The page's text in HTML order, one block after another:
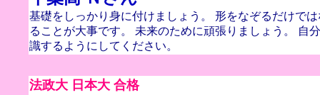
基礎をしっかり身に付けましょう。 形をなぞるだけで
ることが大事です。 未来のために頑張りましょう。 自
識するようにしてください。
法政大 日本大 合格